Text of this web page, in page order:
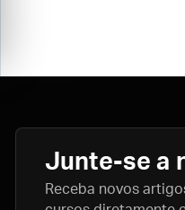
Junte-se a
Receba novos